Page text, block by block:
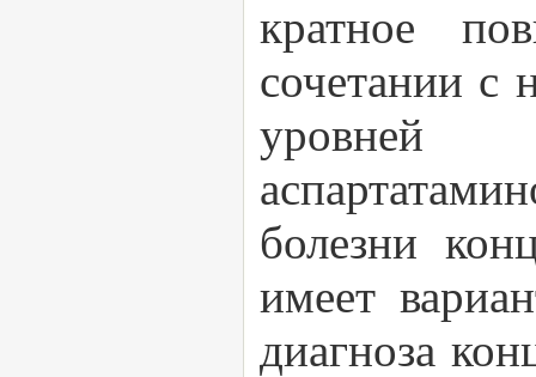
кратное
сочетании с
болезни
имеет
диагноза